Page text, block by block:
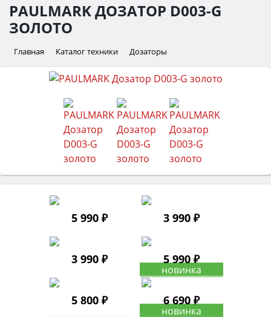
PAULMARK ДОЗАТОР D003-G
ЗОЛОТО
Главная Каталог техники Дозаторы
5 990 ₽ 3 990 ₽
3 990 ₽ 5 990 ₽
5 800 ₽ 6 690 ₽